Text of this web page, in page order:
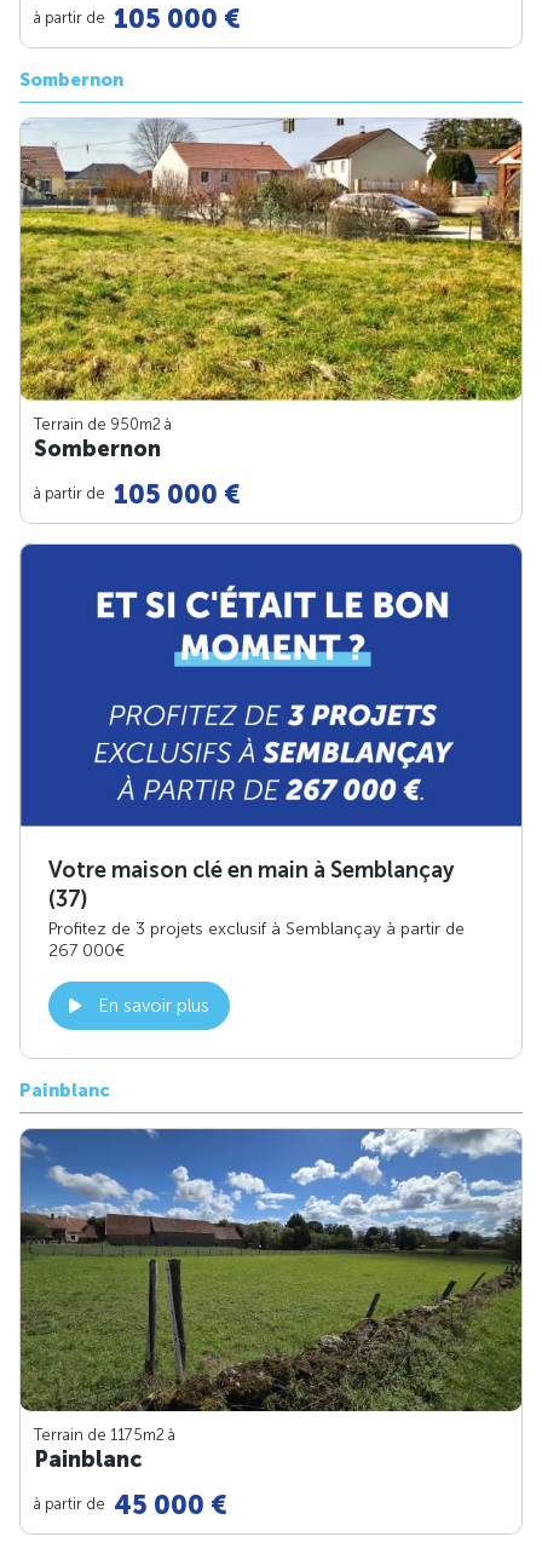
à partir de 105 000 €
Sombernon
Terrain de 950m2 à
Sombernon
à partir de 105 000 €
Votre maison clé en main à Semblançay
(37)
Profitez de 3 projets exclusif à Semblançay à partir de
267 000€
En savoir plus
Painblanc
Terrain de 1175m2 à
Painblanc
à partir de 45 000 €